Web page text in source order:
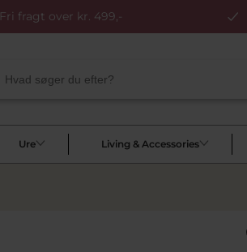
Fri fragt over kr. 499,-
Ure Living & Accessories